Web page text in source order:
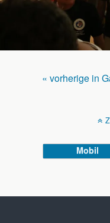
« vorherige in
Mobil